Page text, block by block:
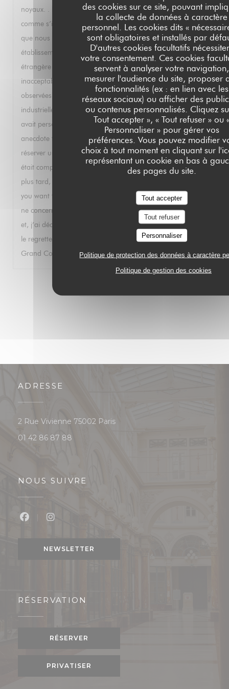
des cookies sur ce site, pouvant
la collecte de données à caractère
personnel. Les cookies dits «
sont obligatoires et installés par
D'autres cookies facultatifs
votre consentement. Ces cookies
servent à analyser votre navigation,
mesurer l'audience du site, proposer
fonctionnalités (ex : en lien avec les
réseaux sociaux) ou afficher des
ou contenus personnalisés. Cliquez
Tout accepter », « Tout refuser » ou
Personnaliser » pour gérer vos
préférences. Vous pouvez modifier
choix à tout moment en cliquant sur
représentant un cookie en bas à
des pages du site.
Tout accepter
Tout refuser
Personnaliser
Politique de protection des données à caractère
Politique de gestion des cookies
noyaux. . Le Paris Brest commandé par la suite était sec
comme s’il avait été préparé il y a plusieurs jours. Je sais
que nous sommes au mois d’août et que votre
établissement travaille essentiellement avec un clientèle
étrangère moins exigeante mais je trouve tout cela
inacceptable. Cela fait suite à d’autres déconvenues
observées lors de mes précédents passages: mayonnaise
industrielle avec un homard parce que, dixit le serveur, il n’y
avait personne pour faire la mayonnaise ce jour là. Autre
anecdote très instructive : j’ai téléphoné un soir pour
réserver une table et il m’a été répondu que le restaurant
était complet. Ayant réessayé en anglais quelques minutes
plus tard, j’ai eu droit à un « of course sir, at what time do
you want to book »? Cela s’appelle de la discrimination qui
ne concerne pas que les personnes racisees. Pour toutes ces
et, j’ai décidé de rayer votre établissement de mes listes et je
le regrette car j’ai autrefois passé d’excellents moments au
Grand Colbert. Bien à vous. Gwénolé JAN
ADRESSE
2 Rue Vivienne 75002 Paris((ouvre une nouvelle fenêtre))
01 42 86 87 88
NOUS SUIVRE
NEWSLETTER
RÉSERVATION
RÉSERVER
PRIVATISER